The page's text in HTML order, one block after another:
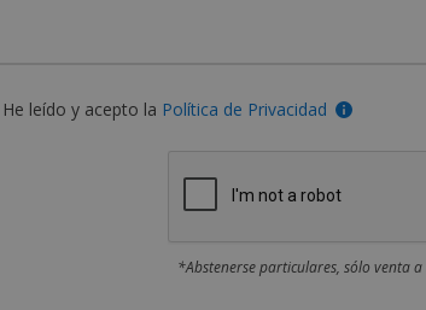
He leído y acepto la Política de Privacidad
*Abstenerse particulares, sólo venta